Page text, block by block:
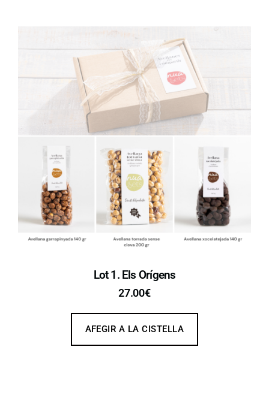
Lot 1. Els Orígens
27.00€
AFEGIR A LA CISTELLA